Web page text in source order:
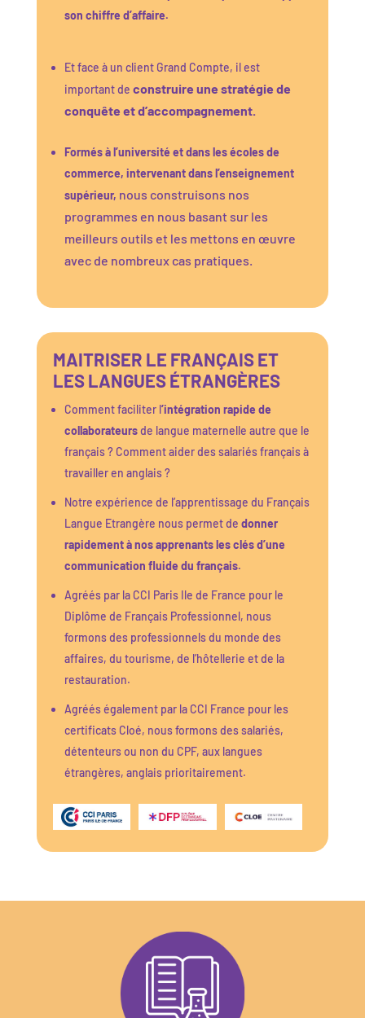
son chiffre d’affaire.
Et face à un client Grand Compte, il est
important de construire une stratégie de
conquête et d’accompagnement.
Formés à l’université et dans les écoles de
commerce, intervenant dans l’enseignement
supérieur, nous construisons nos
programmes en nous basant sur les
meilleurs outils et les mettons en œuvre
avec de nombreux cas pratiques.
MAITRISER LE FRANÇAIS ET
LES LANGUES ÉTRANGÈRES
Comment faciliter l’intégration rapide de
collaborateursde langue maternelle autre que le
français ? Comment aider des salariés français à
travailler en anglais ?
Notre expérience de l’apprentissage du Français
Langue Etrangère nous permet de donner
rapidement à nos apprenants les clés d’une
communication fluide du français.
Agréés par la CCI Paris Ile de France pour le
Diplôme de Français Professionnel, nous
formons des professionnels du monde des
affaires, du tourisme, de l’hôtellerie et de la
restauration.
Agréés également par la CCI France pour les
certificats Cloé, nous formons des salariés,
détenteurs ou non du CPF, aux langues
étrangères, anglais prioritairement.